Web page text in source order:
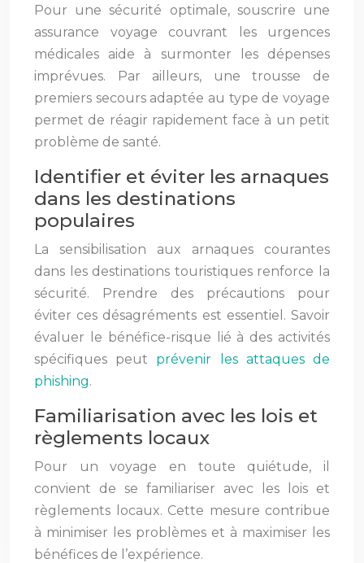
Pour une sécurité optimale, souscrire une
assurance voyage couvrant les urgences
médicales aide à surmonter les dépenses
imprévues. Par ailleurs, une trousse de
premiers secours adaptée au type de voyage
permet de réagir rapidement face à un petit
problème de santé.
Identifier et éviter les arnaques
dans les destinations
populaires
La sensibilisation aux arnaques courantes
dans les destinations touristiques renforce la
sécurité. Prendre des précautions pour
éviter ces désagréments est essentiel. Savoir
évaluer le bénéfice-risque lié à des activités
spécifiques peut prévenir les attaques de
phishing.
Familiarisation avec les lois et
règlements locaux
Pour un voyage en toute quiétude, il
convient de se familiariser avec les lois et
règlements locaux. Cette mesure contribue
à minimiser les problèmes et à maximiser les
bénéfices de l’expérience.